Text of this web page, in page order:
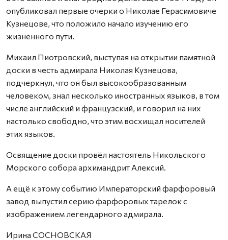
опубликовал первые очерки о Николае Герасимовиче
Кузнецове, что положило начало изучению его
жизненного пути.
Михаил Пиотровский, выступая на открытии памятной
доски в честь адмирала Николая Кузнецова,
подчеркнул, что он был высокообразованным
человеком, знал несколько иностранных языков, в том
числе английский и французский, и говорил на них
настолько свободно, что этим восхищал носителей
этих языков.
Освящение доски провёл настоятель Никольского
Морского собора архимандрит Алексий.
А ещё к этому событию Императорский фарфоровый
завод выпустил серию фарфоровых тарелок с
изображением легендарного адмирала.
Ирина СОСНОВСКАЯ